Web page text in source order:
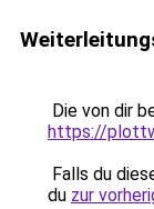
Die von dir
https://
Falls du
du zur